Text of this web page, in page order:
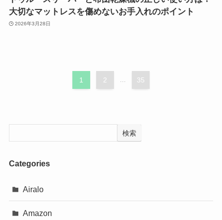
大切なマットレスを傷めないお手入れのポイント
2026年3月28日
1 2 ... 35
検索
Categories
Airalo
Amazon